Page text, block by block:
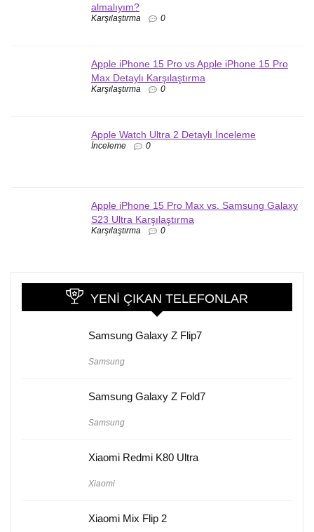
almalıyım?
Karşılaştırma 0
Apple iPhone 15 Pro vs Apple iPhone 15 Pro
Max Detaylı Karşılaştırma
Karşılaştırma 0
Apple Watch Ultra 2 Detaylı İnceleme
İnceleme 0
Apple iPhone 15 Pro Max vs. Samsung Galaxy
S23 Ultra Karşılaştırma
Karşılaştırma 0
YENI ÇIKAN TELEFONLAR
Samsung Galaxy Z Flip7
Samsung
Samsung Galaxy Z Fold7
Samsung
Xiaomi Redmi K80 Ultra
Xiaomi
Xiaomi Mix Flip 2